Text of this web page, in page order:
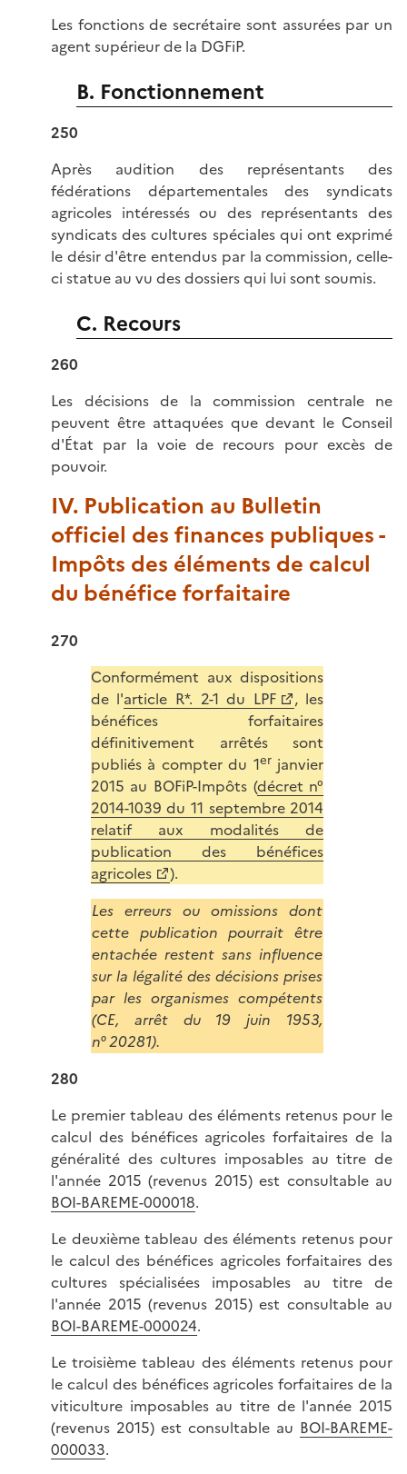
Les fonctions de secrétaire sont assurées par un
agent supérieur de la DGFiP.
B. Fonctionnement
250
Après audition des représentants des
fédérations départementales des syndicats
agricoles intéressés ou des représentants des
syndicats des cultures spéciales qui ont exprimé
le désir d'être entendus par la commission, celle-
ci statue au vu des dossiers qui lui sont soumis.
C. Recours
260
Les décisions de la commission centrale ne
peuvent être attaquées que devant le Conseil
d'État par la voie de recours pour excès de
pouvoir.
IV. Publication au Bulletin
officiel des finances publiques -
Impôts des éléments de calcul
du bénéfice forfaitaire
270
Conformément aux dispositions
de l'article R*. 2-1 du LPF
, les
bénéfices forfaitaires
définitivement arrêtés sont
publiés à compter du 1erjanvier
2015 au BOFiP-Impôts (décret n°
2014-1039 du 11 septembre 2014
relatif aux modalités de
publication des bénéfices
agricoles
).
Les erreurs ou omissions dont
cette publication pourrait être
entachée restent sans influence
sur la légalité des décisions prises
par les organismes compétents
(CE, arrêt du 19 juin 1953,
n° 20281).
280
Le premier tableau des éléments retenus pour le
calcul des bénéfices agricoles forfaitaires de la
généralité des cultures imposables au titre de
l'année 2015 (revenus 2015) est consultable au
BOI-BAREME-000018.
Le deuxième tableau des éléments retenus pour
le calcul des bénéfices agricoles forfaitaires des
cultures spécialisées imposables au titre de
l'année 2015 (revenus 2015) est consultable au
BOI-BAREME-000024.
Le troisième tableau des éléments retenus pour
le calcul des bénéfices agricoles forfaitaires de la
viticulture imposables au titre de l'année 2015
(revenus 2015) est consultable au BOI-BAREME-
000033.